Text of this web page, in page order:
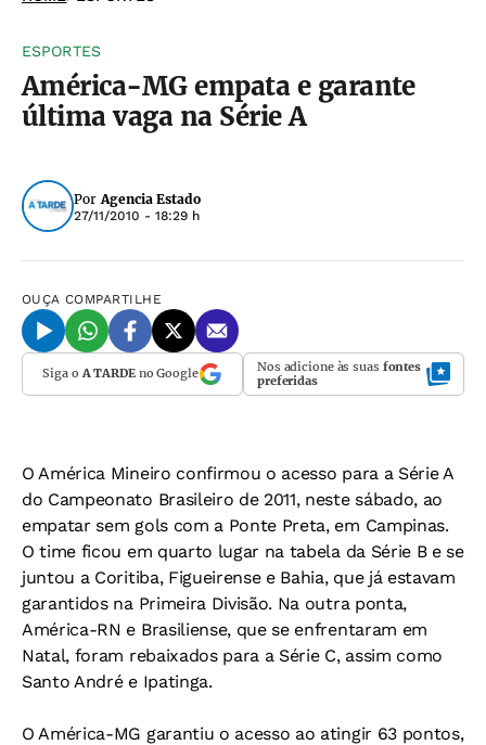
ESPORTES
América-MG empata e garante
última vaga na Série A
Por Agencia Estado
27/11/2010 - 18:29 h
OUÇA COMPARTILHE
Siga oA TARDEno Google Nos adicione às suas fontes
preferidas
O América Mineiro confirmou o acesso para a Série A
do Campeonato Brasileiro de 2011, neste sábado, ao
empatar sem gols com a Ponte Preta, em Campinas.
O time ficou em quarto lugar na tabela da Série B e se
juntou a Coritiba, Figueirense e Bahia, que já estavam
garantidos na Primeira Divisão. Na outra ponta,
América-RN e Brasiliense, que se enfrentaram em
Natal, foram rebaixados para a Série C, assim como
Santo André e Ipatinga.
O América-MG garantiu o acesso ao atingir 63 pontos,